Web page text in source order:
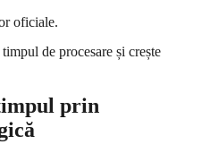
oficiale.
de procesare și crește
prin